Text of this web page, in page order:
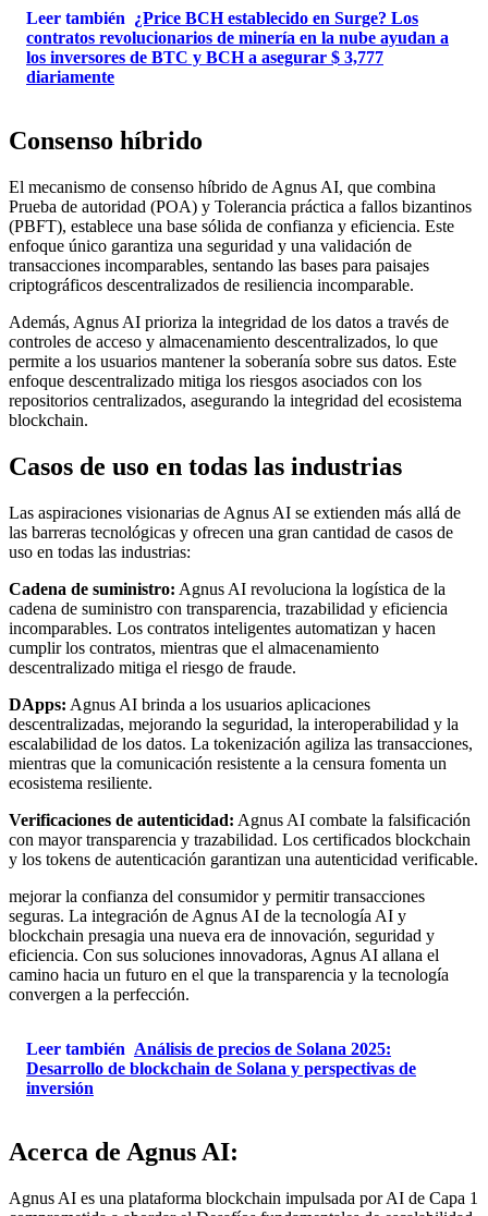
Leer también ¿Price BCH establecido en Surge? Los
contratos revolucionarios de minería en la nube ayudan a
los inversores de BTC y BCH a asegurar $ 3,777
diariamente
Consenso híbrido
El mecanismo de consenso híbrido de Agnus AI, que combina
Prueba de autoridad (POA) y Tolerancia práctica a fallos bizantinos
(PBFT), establece una base sólida de confianza y eficiencia. Este
enfoque único garantiza una seguridad y una validación de
transacciones incomparables, sentando las bases para paisajes
criptográficos descentralizados de resiliencia incomparable.
Además, Agnus AI prioriza la integridad de los datos a través de
controles de acceso y almacenamiento descentralizados, lo que
permite a los usuarios mantener la soberanía sobre sus datos. Este
enfoque descentralizado mitiga los riesgos asociados con los
repositorios centralizados, asegurando la integridad del ecosistema
blockchain.
Casos de uso en todas las industrias
Las aspiraciones visionarias de Agnus AI se extienden más allá de
las barreras tecnológicas y ofrecen una gran cantidad de casos de
uso en todas las industrias:
Cadena de suministro: Agnus AI revoluciona la logística de la
cadena de suministro con transparencia, trazabilidad y eficiencia
incomparables. Los contratos inteligentes automatizan y hacen
cumplir los contratos, mientras que el almacenamiento
descentralizado mitiga el riesgo de fraude.
DApps: Agnus AI brinda a los usuarios aplicaciones
descentralizadas, mejorando la seguridad, la interoperabilidad y la
escalabilidad de los datos. La tokenización agiliza las transacciones,
mientras que la comunicación resistente a la censura fomenta un
ecosistema resiliente.
Verificaciones de autenticidad: Agnus AI combate la falsificación
con mayor transparencia y trazabilidad. Los certificados blockchain
y los tokens de autenticación garantizan una autenticidad verificable.
mejorar la confianza del consumidor y permitir transacciones
seguras. La integración de Agnus AI de la tecnología AI y
blockchain presagia una nueva era de innovación, seguridad y
eficiencia. Con sus soluciones innovadoras, Agnus AI allana el
camino hacia un futuro en el que la transparencia y la tecnología
convergen a la perfección.
Leer también Análisis de precios de Solana 2025:
Desarrollo de blockchain de Solana y perspectivas de
inversión
Acerca de Agnus AI:
Agnus AI es una plataforma blockchain impulsada por AI de Capa 1